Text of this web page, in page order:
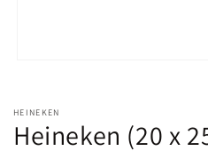
1
dans
une
fenêtre
HEINEKEN
Heineken (20 x